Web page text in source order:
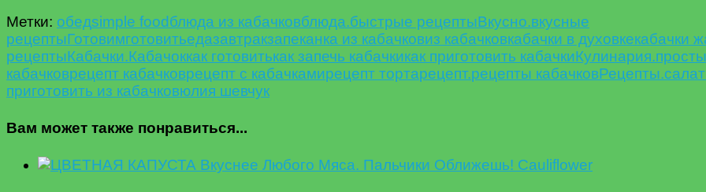
Метки: oбедsimple foodблюда из кабачковблюда.быстрые рецептыВкусно.вкусные
рецептыГотовимготовитьедазавтракзапеканка из кабачковиз кабачковкабачки в духовкекабачки
рецептыКабачки.Кабачоккак готовитькак запечь кабачкикак приготовить кабачкиКулинария.
кабачковрецепт кабачковрецепт с кабачкамирецепт тортарецепт.рецепты кабачковРецепты.
приготовить из кабачковюлия шевчук
Вам может также понравиться...